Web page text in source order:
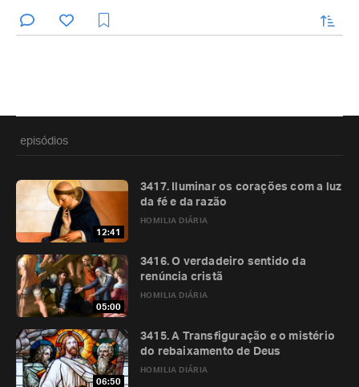
enviar
episódios
12:41
HOMILIA DIÁRIA
3417. Iluminar os corações com a luz
da fé e da razão
05:00
HOMILIA DIÁRIA
3416. O verdadeiro sentido da
renúncia cristã
06:50
HOMILIA DIÁRIA
3415. A Transfiguração e o mistério
do rebaixamento de Deus